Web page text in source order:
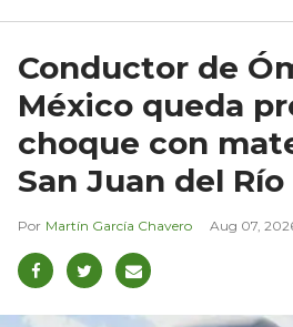
Conductor de
México queda
choque con
San Juan del Río
Martín García Chavero Aug 07,